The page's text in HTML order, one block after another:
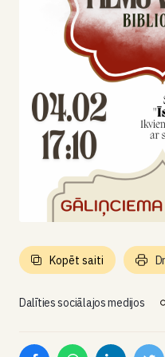
Dalīties sociālajos medijos
Kopēt saiti